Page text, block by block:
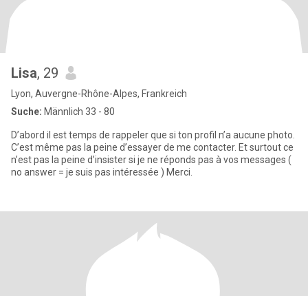
Lisa, 29
Lyon, Auvergne-Rhône-Alpes, Frankreich
Suche: Männlich 33 - 80
D’abord il est temps de rappeler que si ton profil n’a aucune photo.
C’est même pas la peine d’essayer de me contacter. Et surtout ce
n’est pas la peine d’insister si je ne réponds pas à vos messages (
no answer = je suis pas intéressée ) Merci.